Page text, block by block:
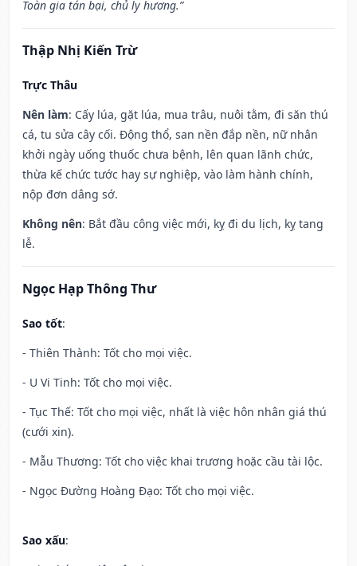
Toàn gia tán bại, chủ ly hương.”
Thập Nhị Kiến Trừ
Trực Thâu
Nên làm: Cấy lúa, gặt lúa, mua trâu, nuôi tằm, đi săn thú
cá, tu sửa cây cối. Động thổ, san nền đắp nền, nữ nhân
khởi ngày uống thuốc chưa bệnh, lên quan lãnh chức,
thừa kế chức tước hay sự nghiệp, vào làm hành chính,
nộp đơn dâng sớ.
Không nên: Bắt đầu công việc mới, kỵ đi du lịch, kỵ tang
lễ.
Ngọc Hạp Thông Thư
Sao tốt:
- Thiên Thành: Tốt cho mọi việc.
- U Vi Tinh: Tốt cho mọi việc.
- Tục Thế: Tốt cho mọi việc, nhất là việc hôn nhân giá thú
(cưới xin).
- Mẫu Thương: Tốt cho việc khai trương hoặc cầu tài lộc.
- Ngọc Đường Hoàng Đạo: Tốt cho mọi việc.
Sao xấu: